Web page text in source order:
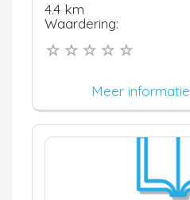
4.4 km
Waardering:
Meer informatie